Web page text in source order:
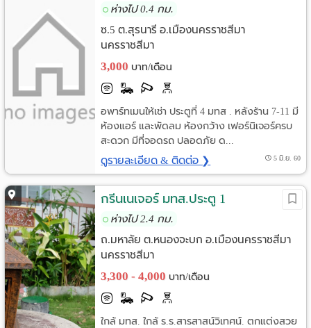
ห่างไป 0.4 กม.
ซ.5 ต.สุรนารี อ.เมืองนครราชสีมา
นครราชสีมา
3,000 บาท/เดือน
อพาร์ทเมนให้เช่า ประตูที่ 4 มทส . หลังร้าน 7-11 มี
ห้องแอร์ และพัดลม ห้องกว้าง เฟอร์นิเจอร์ครบ
สะดวก มีที่จอดรถ ปลอดภัย ด...
ดูรายละเอียด & ติดต่อ ❯ 5 มิ.ย. 60
กรีนเนเจอร์ มทส.ประตู 1
ห่างไป 2.4 กม.
ถ.มหาลัย ต.หนองจะบก อ.เมืองนครราชสีมา
นครราชสีมา
3,300 - 4,000 บาท/เดือน
ใกล้ มทส. ใกล้ ร.ร.สารสาสน์วิเทศน์. ตกแต่งสวย